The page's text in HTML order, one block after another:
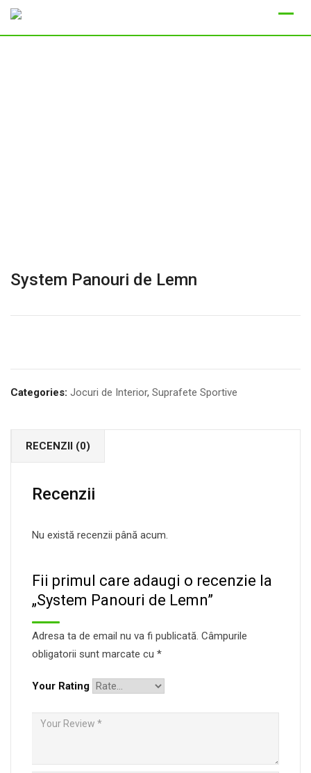
Skip
System Panouri de Lemn
Categories: Jocuri de Interior, Suprafete Sportive
RECENZII (0)
Recenzii
Nu există recenzii până acum.
Fii primul care adaugi o recenzie la
„System Panouri de Lemn”
Adresa ta de email nu va fi publicată. Câmpurile
obligatorii sunt marcate cu *
Your Rating